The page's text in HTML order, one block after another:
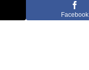
Facebook